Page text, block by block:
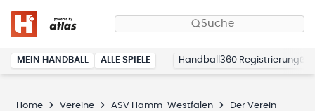
Suche
MEIN HANDBALL ALLE SPIELE Handball360 Registrierung
Home Vereine ASV Hamm-Westfalen Der Verein